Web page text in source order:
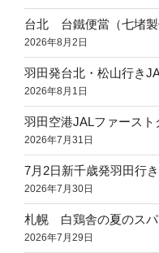
台北 台鐵便當（七堵製
2026年8月2日
羽田発台北・松山行き
2026年8月1日
羽田空港JALファースト
2026年7月31日
7月2日新千歳発羽田行
2026年7月30日
札幌 白鶏舎の夏のスパ
2026年7月29日